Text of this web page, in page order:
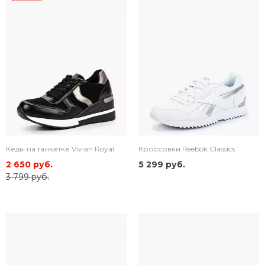
Кеды на танкетке Vivian Royal
2 650 руб.
3 799 руб.
Кроссовки Reebok Classics
5 299 руб.